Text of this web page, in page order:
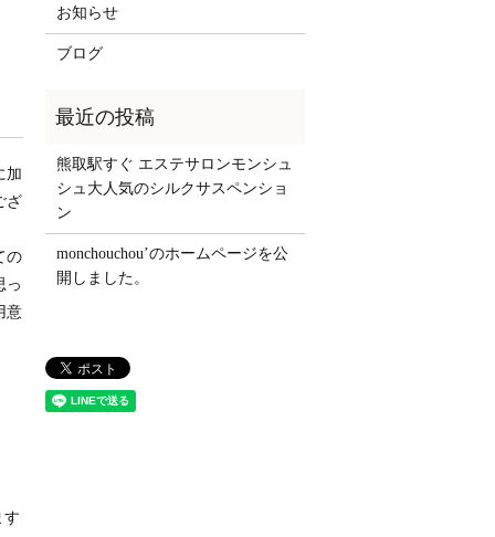
加
ざ
の
っ
意
す
お知らせ
ブログ
熊取駅すぐ エステサロンモンシュ
シュ大人気のシルクサスペンショ
ン
monchouchou’のホームページを公
開しました。